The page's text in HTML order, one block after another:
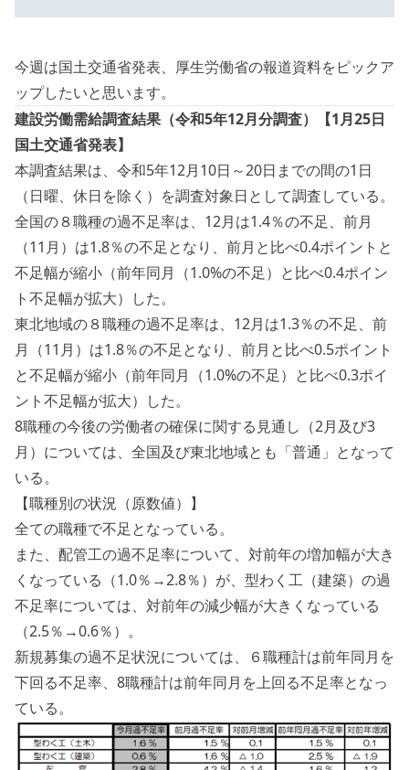
今週は国土交通省発表、厚生労働省の報道資料をピックア
ップしたいと思います。
建設労働需給調査結果（令和5年12月分調査）【1月25日
国土交通省発表】
本調査結果は、令和5年12月10日～20日までの間の1日
（日曜、休日を除く）を調査対象日として調査している。
全国の８職種の過不足率は、12月は1.4％の不足、前月
（11月）は1.8％の不足となり、前月と比べ0.4ポイントと
不足幅が縮小（前年同月（1.0%の不足）と比べ0.4ポイン
ト不足幅が拡大）した。
東北地域の８職種の過不足率は、12月は1.3％の不足、前
月（11月）は1.8％の不足となり、前月と比べ0.5ポイント
と不足幅が縮小（前年同月（1.0%の不足）と比べ0.3ポイ
ント不足幅が拡大）した。
8職種の今後の労働者の確保に関する見通し（2月及び3
月）については、全国及び東北地域とも「普通」となって
いる。
【職種別の状況（原数値）】
全ての職種で不足となっている。
また、配管工の過不足率について、対前年の増加幅が大き
くなっている（1.0％→2.8％）が、型わく工（建築）の過
不足率については、対前年の減少幅が大きくなっている
（2.5％→0.6％）。
新規募集の過不足状況については、６職種計は前年同月を
下回る不足率、8職種計は前年同月を上回る不足率となっ
ている。